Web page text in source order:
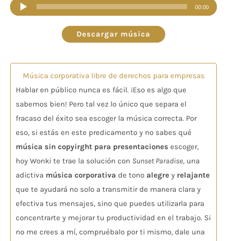
Reproductor
de
audio
00:00
Descargar música
Música corporativa libre de derechos para empresas
Hablar en público nunca es fácil. ¡Eso es algo que
sabemos bien! Pero tal vez lo único que separa el
fracaso del éxito sea escoger la música correcta. Por
eso, si estás en este predicamento y no sabes qué
música sin copyirght para presentaciones escoger,
hoy Wonki te trae la solución con Sunset Paradise, una
adictiva música corporativa de tono alegre y relajante
que te ayudará no solo a transmitir de manera clara y
efectiva tus mensajes, sino que puedes utilizarla para
concentrarte y mejorar tu productividad en el trabajo. Si
no me crees a mí, compruébalo por ti mismo, dale una